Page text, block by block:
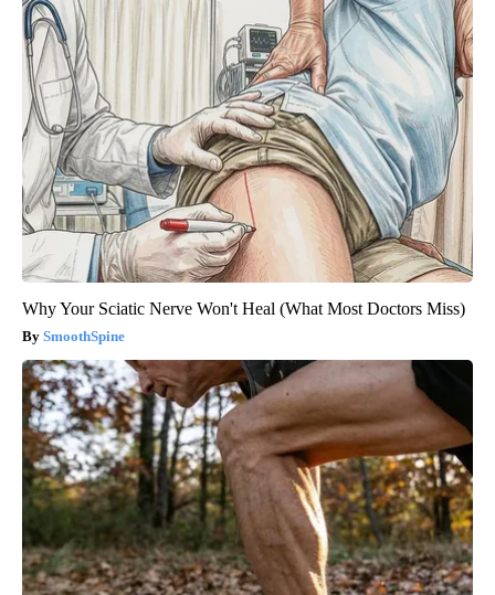
Why Your Sciatic Nerve Won't Heal (What Most Doctors Miss)
SmoothSpine